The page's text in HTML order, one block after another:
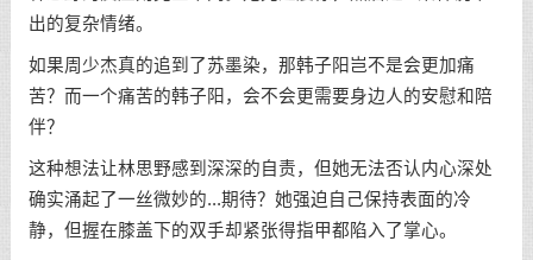
出的复杂情绪。
如果周少杰真的追到了苏墨染，那韩子阳岂不是会更加痛
苦？而一个痛苦的韩子阳，会不会更需要身边人的安慰和陪
伴？
这种想法让林思野感到深深的自责，但她无法否认内心深处
确实涌起了一丝微妙的...期待？她强迫自己保持表面的冷
静，但握在膝盖下的双手却紧张得指甲都陷入了掌心。